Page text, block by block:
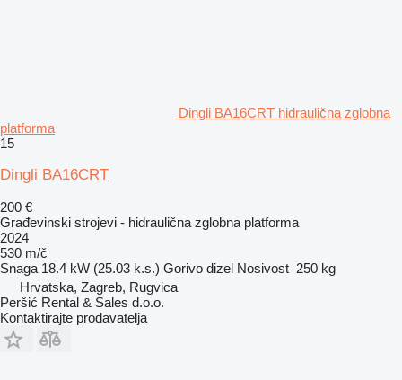
Dingli BA16CRT hidraulična zglobna
platforma
15
Dingli BA16CRT
200 €
Građevinski strojevi - hidraulična zglobna platforma
2024
530 m/č
Snaga 18.4 kW (25.03 k.s.) Gorivo dizel Nosivost 250 kg
Hrvatska, Zagreb, Rugvica
Peršić Rental & Sales d.o.o.
Kontaktirajte prodavatelja